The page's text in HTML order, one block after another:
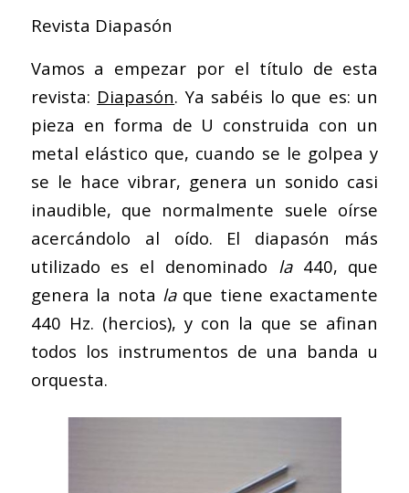
Revista Diapasón
Vamos a empezar por el título de esta
revista: Diapasón. Ya sabéis lo que es: un
pieza en forma de U construida con un
metal elástico que, cuando se le golpea y
se le hace vibrar, genera un sonido casi
inaudible, que normalmente suele oírse
acercándolo al oído. El diapasón más
utilizado es el denominado la440, que
genera la nota laque tiene exactamente
440 Hz. (hercios), y con la que se afinan
todos los instrumentos de una banda u
orquesta.